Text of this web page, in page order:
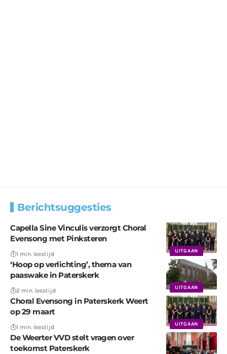
Berichtsuggesties
UITGAAN
Capella Sine Vinculis verzorgt Choral
Evensong met Pinksteren
1 min. leestijd
UITGAAN
‘Hoop op verlichting’, thema van
paaswake in Paterskerk
2 min. leestijd
UITGAAN
Choral Evensong in Paterskerk Weert
op 29 maart
1 min. leestijd
De Weerter VVD stelt vragen over
toekomst Paterskerk